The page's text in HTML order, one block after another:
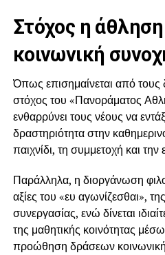
Στόχος η άθληση
κοινωνική
Όπως επισημαίνεται από τους
στόχος του «Πανοράματος
ενθαρρύνει τους νέους να
δραστηριότητα στην
παιχνίδι, τη συμμετοχή και την
Παράλληλα, η διοργάνωση
αξίες του «ευ αγωνίζεσθαι»,
συνεργασίας, ενώ δίνεται
της μαθητικής κοινότητας
προώθηση δράσεων